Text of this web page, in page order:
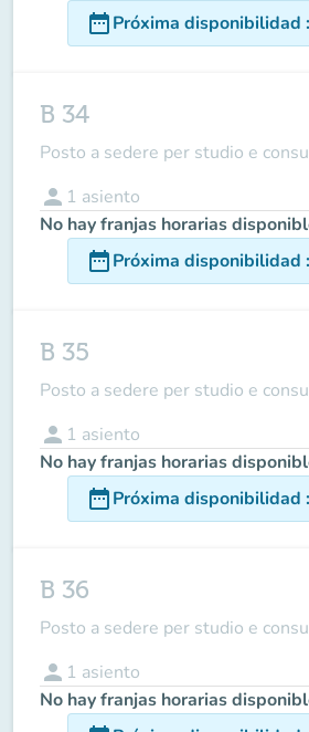
date_rangePróxima disponibilidad :
B 34
Posto a sedere per studio e
person 1 asiento
No hay franjas horarias
date_rangePróxima disponibilidad :
B 35
Posto a sedere per studio e
person 1 asiento
No hay franjas horarias
date_rangePróxima disponibilidad :
B 36
Posto a sedere per studio e
person 1 asiento
No hay franjas horarias